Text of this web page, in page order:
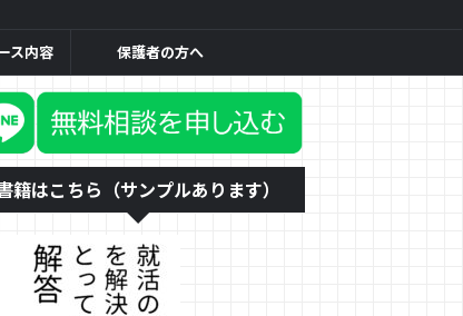
ス内容 保護者の方へ
籍はこちら（サンプルあります）